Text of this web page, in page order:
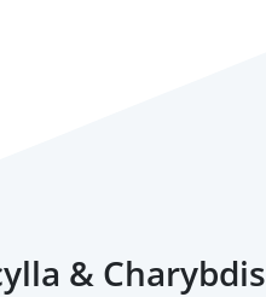
& Charybdis